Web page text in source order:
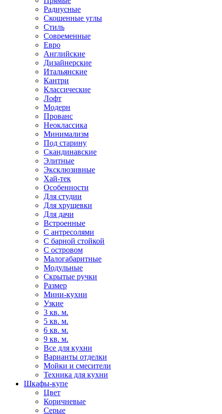
Радиусные
Скошенные углы
Стиль
Современные
Евро
Английские
Дизайнерские
Итальянские
Кантри
Классические
Лофт
Модерн
Прованс
Неоклассика
Минимализм
Под старину
Скандинавские
Элитные
Эксклюзивные
Хай-тек
Особенности
Для студии
Для хрущевки
Для дачи
Встроенные
С антресолями
С барной стойкой
С островом
Малогабаритные
Модульные
Скрытые ручки
Размер
Мини-кухни
Узкие
3 кв. м.
5 кв. м.
6 кв. м.
9 кв. м.
Все для кухни
Варианты отделки
Мойки и смесители
Техника для кухни
Шкафы-купе
Цвет
Коричневые
Серые